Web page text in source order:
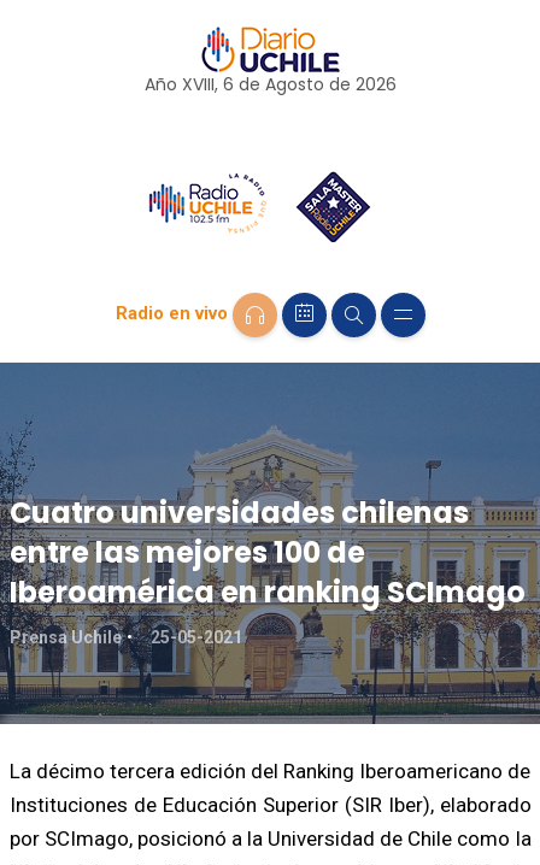
Año XVIII, 6 de Agosto de 2026
Radio en vivo
Cuatro universidades chilenas
entre las mejores 100 de
Iberoamérica en ranking SCImago
Prensa Uchile 25-05-2021
La décimo tercera edición del Ranking Iberoamericano de
Instituciones de Educación Superior (SIR Iber), elaborado
por SCImago, posicionó a la Universidad de Chile como la